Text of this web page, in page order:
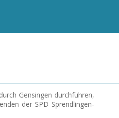
Gensingen durchführen,
der SPD Sprendlingen-